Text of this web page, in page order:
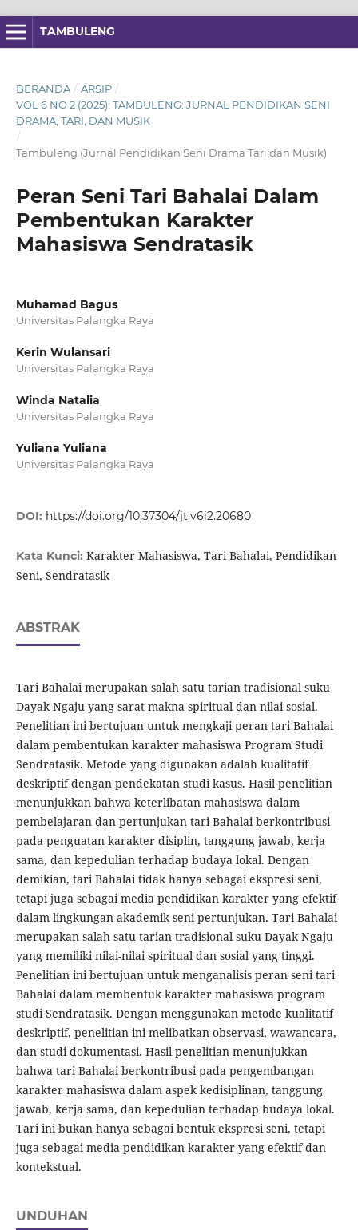
TAMBULENG
BERANDA / ARSIP /
VOL 6 NO 2 (2025): TAMBULENG: JURNAL PENDIDIKAN SENI
DRAMA, TARI, DAN MUSIK
/
Tambuleng (Jurnal Pendidikan Seni Drama Tari dan Musik)
Peran Seni Tari Bahalai Dalam
Pembentukan Karakter
Mahasiswa Sendratasik
Muhamad Bagus
Universitas Palangka Raya
Kerin Wulansari
Universitas Palangka Raya
Winda Natalia
Universitas Palangka Raya
Yuliana Yuliana
Universitas Palangka Raya
DOI: https://doi.org/10.37304/jt.v6i2.20680
Kata Kunci: Karakter Mahasiswa, Tari Bahalai, Pendidikan
Seni, Sendratasik
ABSTRAK
Tari Bahalai merupakan salah satu tarian tradisional suku
Dayak Ngaju yang sarat makna spiritual dan nilai sosial.
Penelitian ini bertujuan untuk mengkaji peran tari Bahalai
dalam pembentukan karakter mahasiswa Program Studi
Sendratasik. Metode yang digunakan adalah kualitatif
deskriptif dengan pendekatan studi kasus. Hasil penelitian
menunjukkan bahwa keterlibatan mahasiswa dalam
pembelajaran dan pertunjukan tari Bahalai berkontribusi
pada penguatan karakter disiplin, tanggung jawab, kerja
sama, dan kepedulian terhadap budaya lokal. Dengan
demikian, tari Bahalai tidak hanya sebagai ekspresi seni,
tetapi juga sebagai media pendidikan karakter yang efektif
dalam lingkungan akademik seni pertunjukan. Tari Bahalai
merupakan salah satu tarian tradisional suku Dayak Ngaju
yang memiliki nilai-nilai spiritual dan sosial yang tinggi.
Penelitian ini bertujuan untuk menganalisis peran seni tari
Bahalai dalam membentuk karakter mahasiswa program
studi Sendratasik. Dengan menggunakan metode kualitatif
deskriptif, penelitian ini melibatkan observasi, wawancara,
dan studi dokumentasi. Hasil penelitian menunjukkan
bahwa tari Bahalai berkontribusi pada pengembangan
karakter mahasiswa dalam aspek kedisiplinan, tanggung
jawab, kerja sama, dan kepedulian terhadap budaya lokal.
Tari ini bukan hanya sebagai bentuk ekspresi seni, tetapi
juga sebagai media pendidikan karakter yang efektif dan
kontekstual.
UNDUHAN